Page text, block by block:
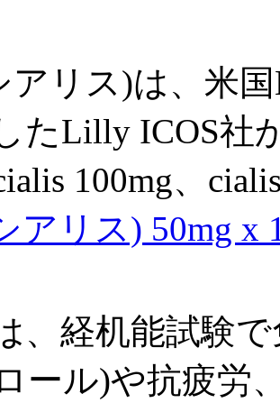
アリス)は、米
たLilly ICOS社
100mg、
アリス) 50mg x
、経机能試験
ール)や抗疲労